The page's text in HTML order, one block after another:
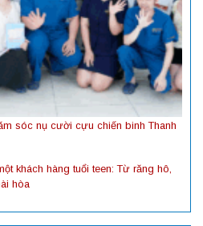
sóc nụ cười cựu chiến binh Thanh
khách hàng tuổi teen: Từ răng hô,
hòa